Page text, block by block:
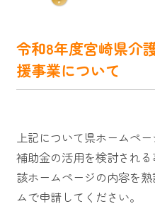
令和8年度宮崎県介
援事業について
上記について県ホームペー
補助金の活用を検討され
該ホームページの内容を
ムで申請してください。